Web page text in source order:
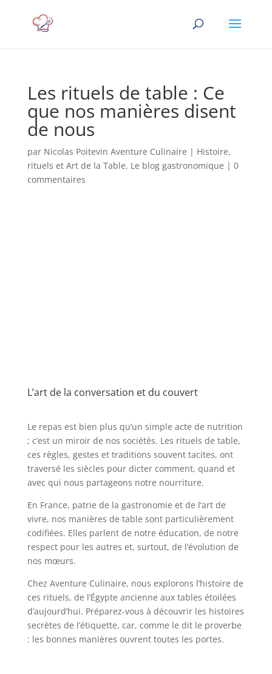
Les rituels de table : Ce
que nos manières disent
de nous
par Nicolas Poitevin Aventure Culinaire | Histoire,
rituels et Art de la Table, Le blog gastronomique | 0
commentaires
L’art de la conversation et du couvert
Le repas est bien plus qu’un simple acte de nutrition
; c’est un miroir de nos sociétés. Les rituels de table,
ces règles, gestes et traditions souvent tacites, ont
traversé les siècles pour dicter comment, quand et
avec qui nous partageons notre nourriture.
En France, patrie de la gastronomie et de l’art de
vivre, nos manières de table sont particulièrement
codifiées. Elles parlent de notre éducation, de notre
respect pour les autres et, surtout, de l’évolution de
nos mœurs.
Chez Aventure Culinaire, nous explorons l’histoire de
ces rituels, de l’Égypte ancienne aux tables étoilées
d’aujourd’hui. Préparez-vous à découvrir les histoires
secrètes de l’étiquette, car, comme le dit le proverbe
: les bonnes manières ouvrent toutes les portes.